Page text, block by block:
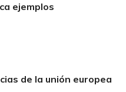
ejemplos
de la unión europea